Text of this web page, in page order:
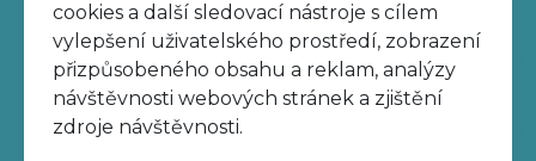
Nastavení cookies
Sledujte nás na Facebooku
cookies a další sledovací nástroje s cílem
vylepšení uživatelského prostředí, zobrazení
přizpůsobeného obsahu a reklam, analýzy
návštěvnosti webových stránek a zjištění
zdroje návštěvnosti.